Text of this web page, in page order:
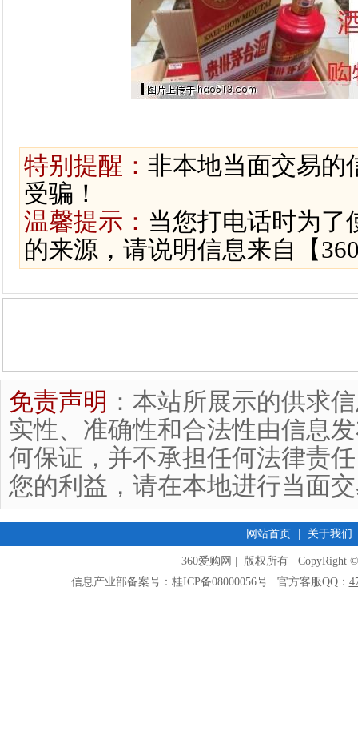
特别提醒： 非本地当面交易的
受骗！
温馨提示： 当您打电话时为了
的来源，请说明信息来自【
免责声明 ：本站所展示的供求
实性、准确性和合法性由信息
何保证，并不承担任何法律责
您的利益，请在本地进行当面
网站首页 关于我们
360爱购网 | 版权所有 CopyRight ©
信息产业部备案号：桂ICP备08000056号 官方客服QQ：